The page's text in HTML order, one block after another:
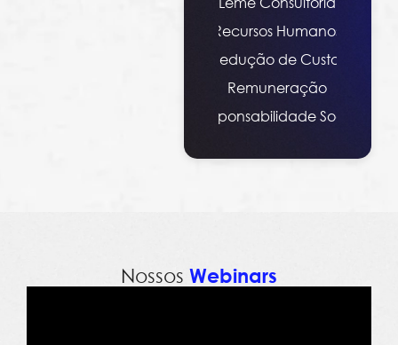
Recursos Humanos
Redução de Custos
Remuneração
Responsabilidade Social
Nossos Webinars